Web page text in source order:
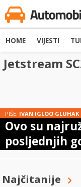
HOME VIJESTI
Jetstream
PIŠE: IVAN IGLOO GLUHAK
Ovo su
posljednjih
Najčitanije